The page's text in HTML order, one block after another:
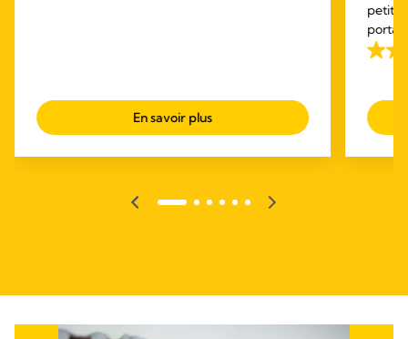
En savoir plus
petit
est
4.1
5